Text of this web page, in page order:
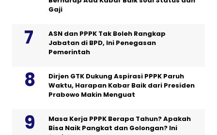
Gaji
ASN dan PPPK Tak Boleh Rangkap
Jabatan di BPD, Ini Penegasan
Pemerintah
Dirjen GTK Dukung Aspirasi PPPK Paruh
Waktu, Harapan Kabar Baik dari Presiden
Prabowo Makin Menguat
Masa Kerja PPPK Berapa Tahun? Apakah
Bisa Naik Pangkat dan Golongan? Ini